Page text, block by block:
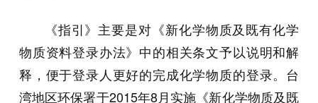
《指引》主要是对《新化学物质及既有化学
物质资料登录办法》中的相关条文予以说明和解
释，便于登录人更好的完成化学物质的登录。台
湾地区环保署于2015年8月实施《新化学物质及既